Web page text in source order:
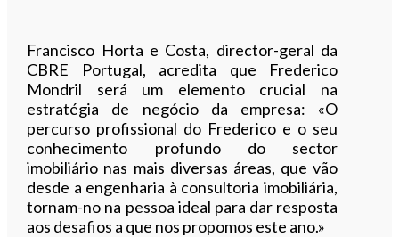
Francisco Horta e Costa, director-geral da
CBRE Portugal, acredita que Frederico
Mondril será um elemento crucial na
estratégia de negócio da empresa: «O
percurso profissional do Frederico e o seu
conhecimento profundo do sector
imobiliário nas mais diversas áreas, que vão
desde a engenharia à consultoria imobiliária,
tornam-no na pessoa ideal para dar resposta
aos desafios a que nos propomos este ano.»